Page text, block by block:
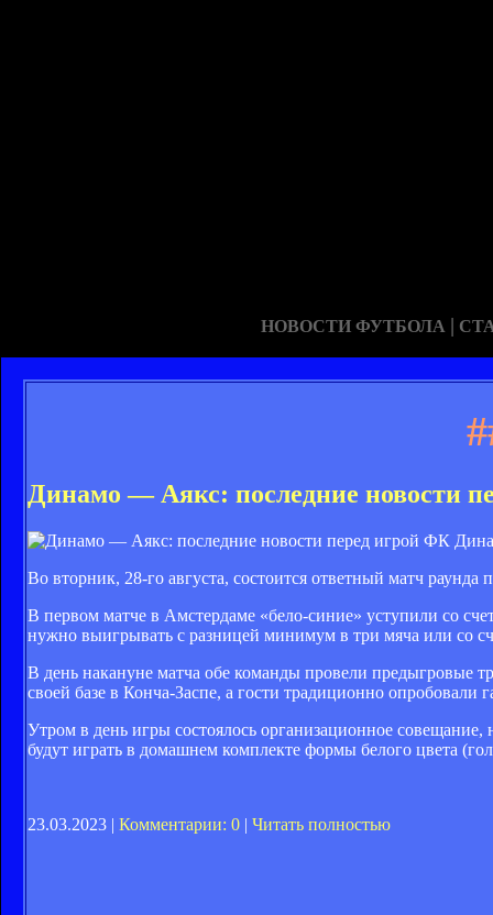
НОВОСТИ ФУТБОЛА |
Динамо — Аякс: последние новости
ФК
Во вторник, 28-го августа, состоится ответный матч
В первом матче в Амстердаме «бело-синие» уступили со
нужно выигрывать с разницей минимум в три мяча или со
В день накануне матча обе команды провели предыгровые
своей базе в Конча-Заспе, а гости традиционно
Утром в день игры состоялось организационное
будут играть в домашнем комплекте формы белого цвета
23.03.2023 | Комментарии: 0 | Читать полностью